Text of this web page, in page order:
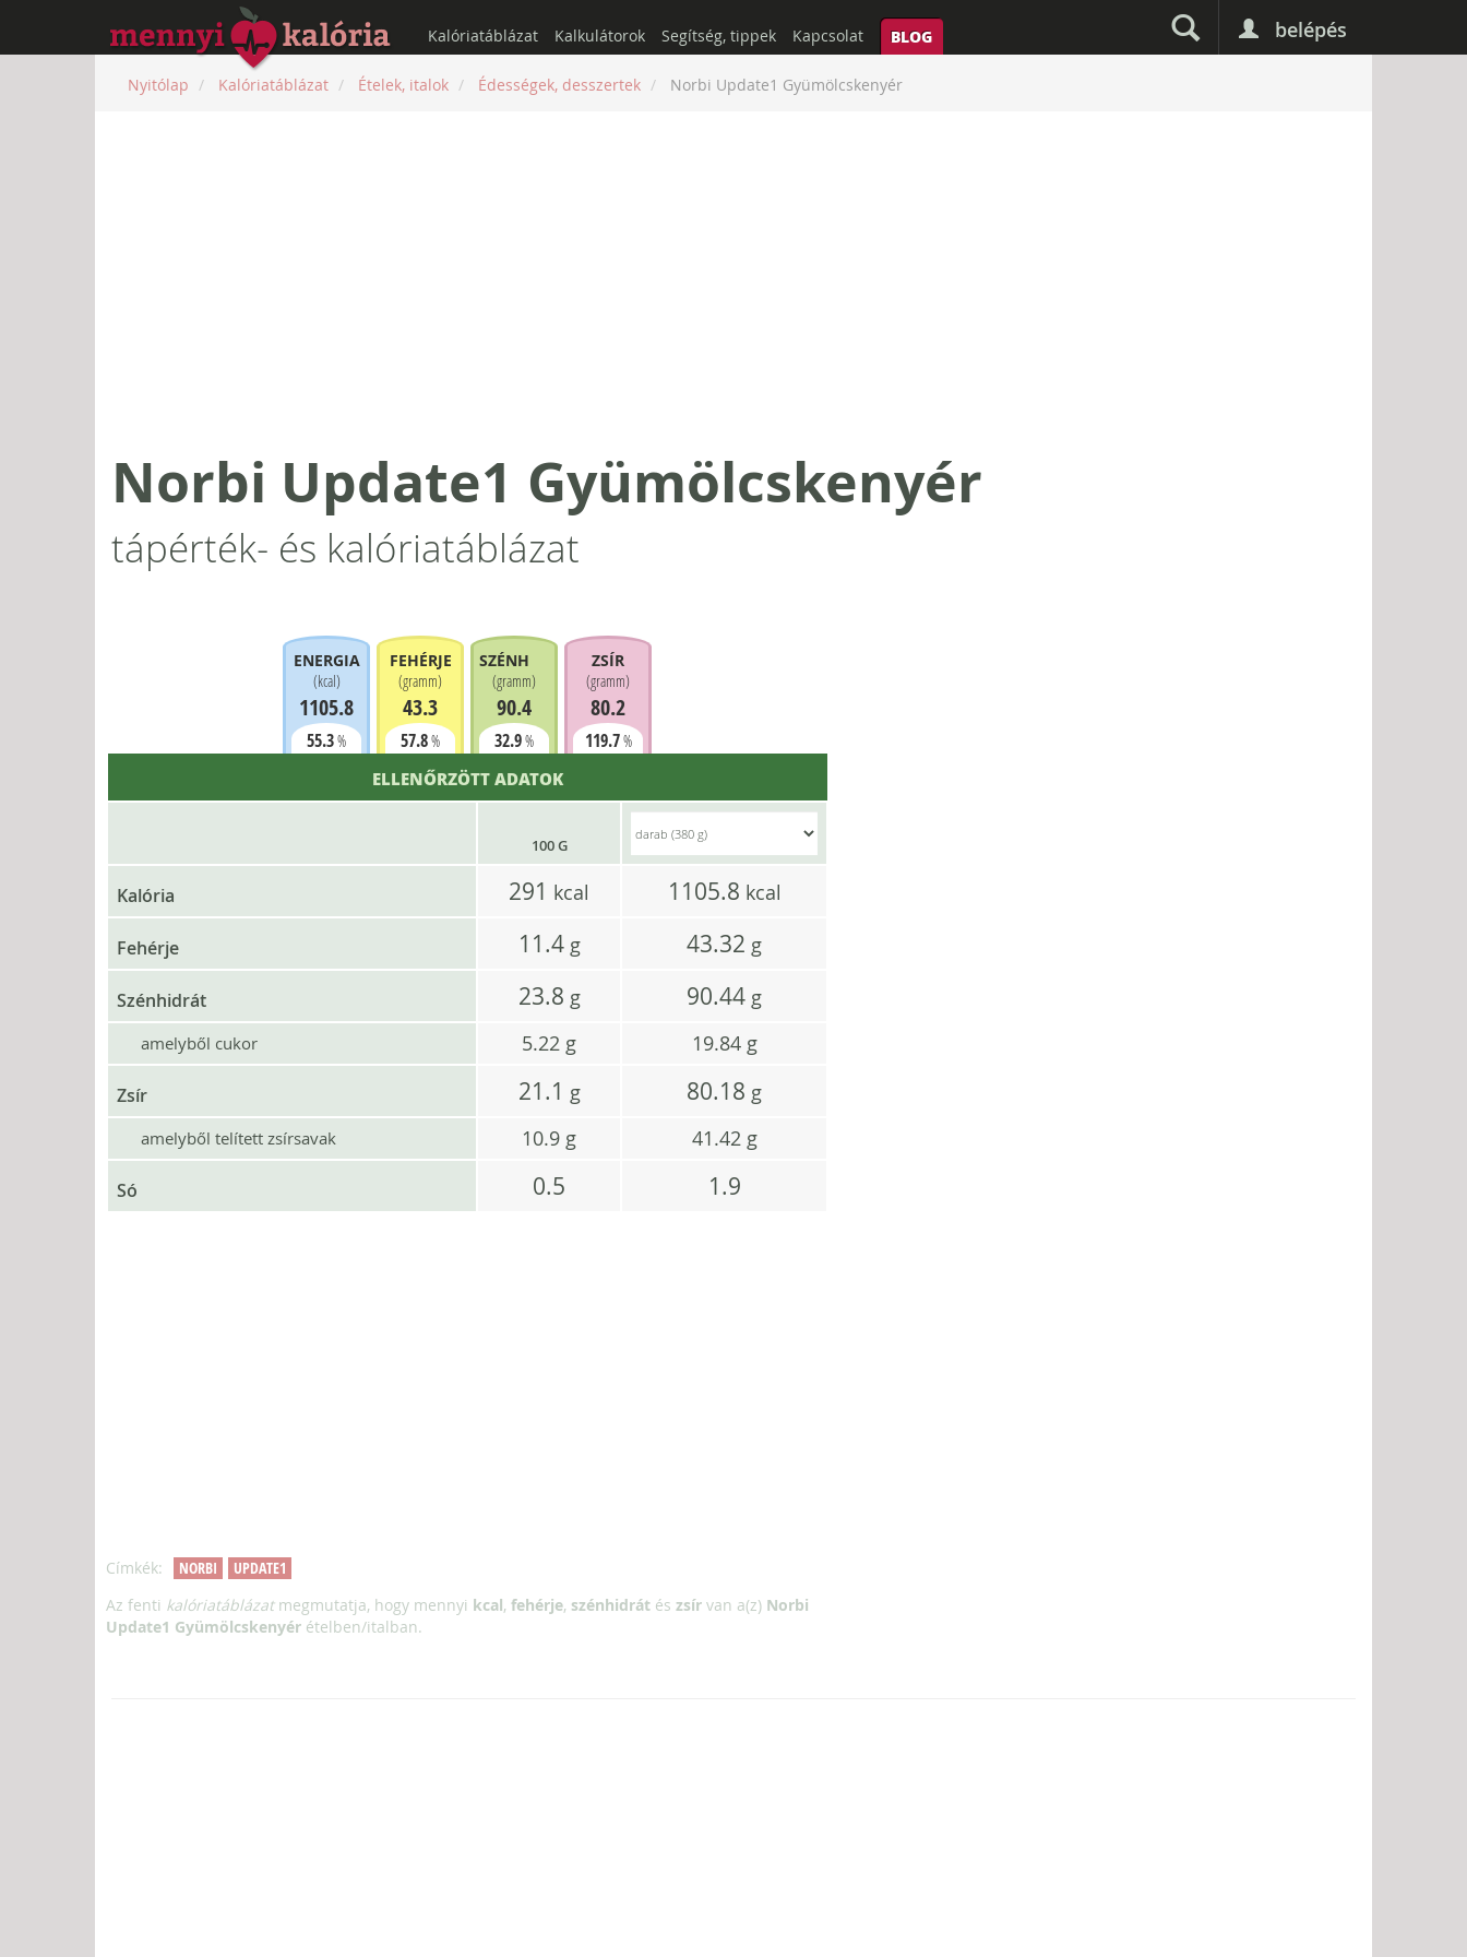
belépés
Kalóriatáblázat Kalkulátorok Segítség, tippek Kapcsolat BLOG
Nyitólap Kalóriatáblázat Ételek, italok Édességek, desszertek Norbi Update1 Gyümölcskenyér
Norbi Update1 Gyümölcskenyér
tápérték- és kalóriatáblázat
ENERGIA
(kcal)
1105.8
55.3%
FEHÉRJE
(gramm)
43.3
57.8%
SZÉNHIDRÁT
(gramm)
90.4
32.9%
ZSÍR
(gramm)
80.2
119.7%
ELLENŐRZÖTT ADATOK
100 G
Kalória 291 kcal 1105.8 kcal
Fehérje 11.4 g 43.32 g
Szénhidrát 23.8 g 90.44 g
amelyből cukor 5.22 g 19.84 g
Zsír 21.1 g 80.18 g
amelyből telített zsírsavak 10.9 g 41.42 g
Só 0.5 1.9
Címkék: NORBI
UPDATE1
Az fenti kalóriatáblázatmegmutatja, hogy mennyi kcal, fehérje, szénhidrát és zsír van a(z) Norbi
Update1 Gyümölcskenyér ételben/italban.